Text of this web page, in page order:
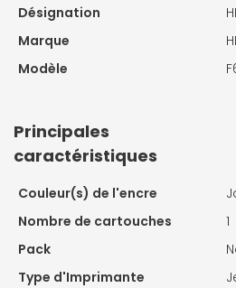
Désignation
Marque
Modèle
Principales
caractéristiques
Couleur(s) de l'encre
Nombre de cartouches
1
Pack
Type d'Imprimante